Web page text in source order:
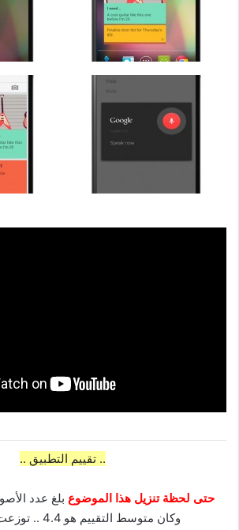
.. تقييم التطبيق ..
حتى لحظة تنزيل هذا الموضوع
وكان متوسط التقييم هو 4.4 .. توزعت كالتالي ../